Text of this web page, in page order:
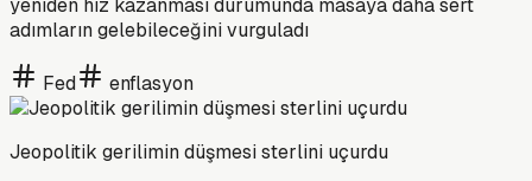
yeniden hız kazanması durumunda masaya daha sert
adımların gelebileceğini vurguladı
Fed enflasyon
Jeopolitik gerilimin düşmesi sterlini uçurdu